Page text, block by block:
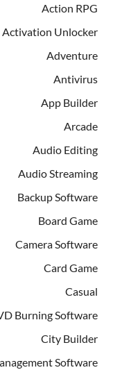
Action RPG
Activation Unlocker
Adventure
Antivirus
App Builder
Arcade
Audio Editing
Audio Streaming
Backup Software
Board Game
Camera Software
Card Game
Casual
Burning Software
City Builder
Software